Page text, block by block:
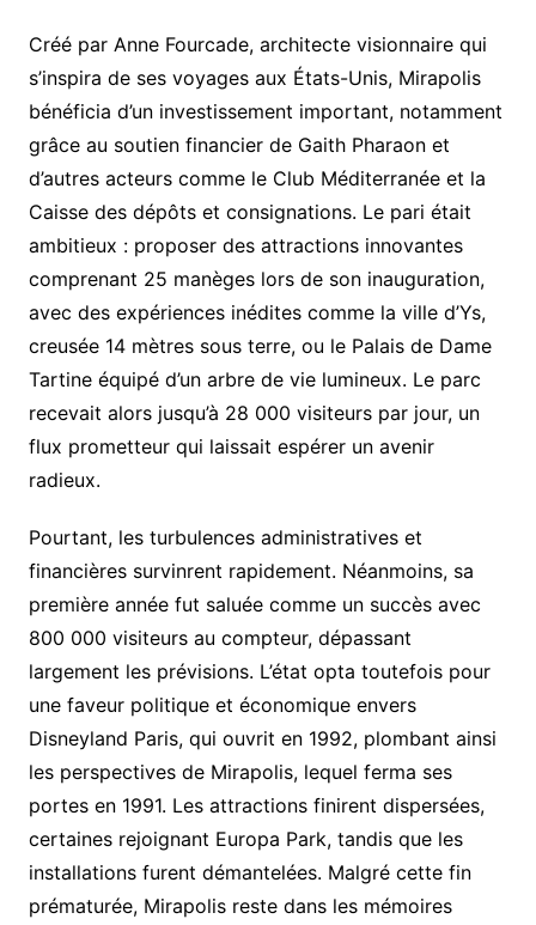
Créé par Anne Fourcade, architecte visionnaire qui
s’inspira de ses voyages aux États-Unis, Mirapolis
bénéficia d’un investissement important, notamment
grâce au soutien financier de Gaith Pharaon et
d’autres acteurs comme le Club Méditerranée et la
Caisse des dépôts et consignations. Le pari était
ambitieux : proposer des attractions innovantes
comprenant 25 manèges lors de son inauguration,
avec des expériences inédites comme la ville d’Ys,
creusée 14 mètres sous terre, ou le Palais de Dame
Tartine équipé d’un arbre de vie lumineux. Le parc
recevait alors jusqu’à 28 000 visiteurs par jour, un
flux prometteur qui laissait espérer un avenir
radieux.
Pourtant, les turbulences administratives et
financières survinrent rapidement. Néanmoins, sa
première année fut saluée comme un succès avec
800 000 visiteurs au compteur, dépassant
largement les prévisions. L’état opta toutefois pour
une faveur politique et économique envers
Disneyland Paris, qui ouvrit en 1992, plombant ainsi
les perspectives de Mirapolis, lequel ferma ses
portes en 1991. Les attractions finirent dispersées,
certaines rejoignant Europa Park, tandis que les
installations furent démantelées. Malgré cette fin
prématurée, Mirapolis reste dans les mémoires